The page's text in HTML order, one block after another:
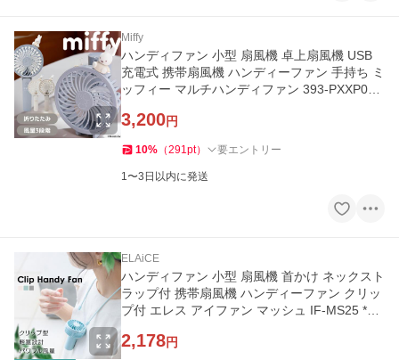
Miffy
ハンディファン 小型 扇風機 卓上扇風機 USB
充電式 携帯扇風機 ハンディーファン 手持ち ミ
ッフィー マルチハンディファン 393-PXXP067
3,200円
10% （291pt） 要エントリー
1〜3日以内に発送
ELAiCE
ハンディファン 小型 扇風機 首かけ ネックスト
ラップ付 携帯扇風機 ハンディーファン クリッ
プ付 エレス アイファン マッシュ IF-MS25 *
2,178円